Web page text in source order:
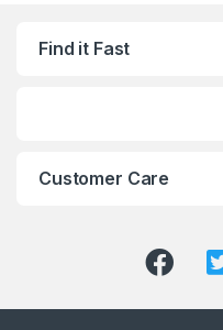
Find it Fast
Customer Care